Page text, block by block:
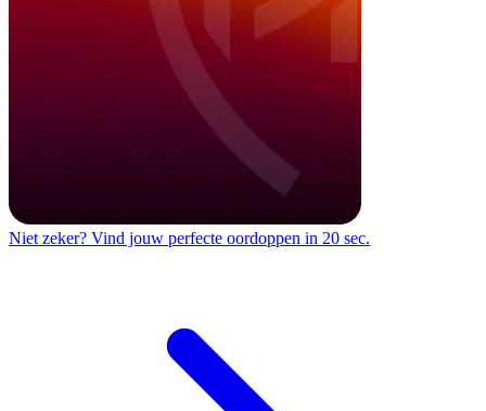
Niet zeker? Vind jouw perfecte oordoppen in 20 sec.